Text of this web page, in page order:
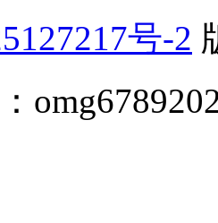
号-2